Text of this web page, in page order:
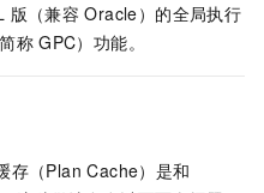
版（兼容 Oracle） 的全局执行
称 GPC）功能。
存（Plan Cache）是和